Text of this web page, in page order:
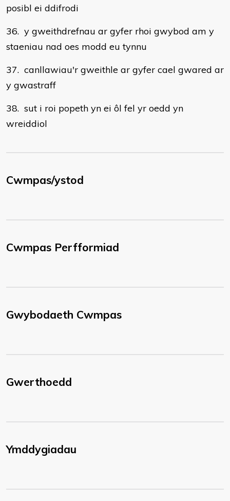
posibl ei ddifrodi
36. y gweithdrefnau ar gyfer rhoi gwybod am y
staeniau nad oes modd eu tynnu
37. canllawiau'r gweithle ar gyfer cael gwared ar
y gwastraff
38. sut i roi popeth yn ei ôl fel yr oedd yn
wreiddiol
Cwmpas/ystod
Cwmpas Perfformiad
Gwybodaeth Cwmpas
Gwerthoedd
Ymddygiadau